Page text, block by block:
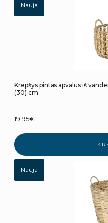
Nauja
Krepšys pintas apvalus iš
(30) cm
19.95€
Į
Nauja